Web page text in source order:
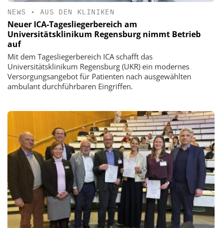
NEWS • AUS DEN KLINIKEN
Neuer ICA-Tagesliegerbereich am
Universitätsklinikum Regensburg nimmt Betrieb
auf
Mit dem Tagesliegerbereich ICA schafft das
Universitätsklinikum Regensburg (UKR) ein modernes
Versorgungsangebot für Patienten nach ausgewählten
ambulant durchführbaren Eingriffen.